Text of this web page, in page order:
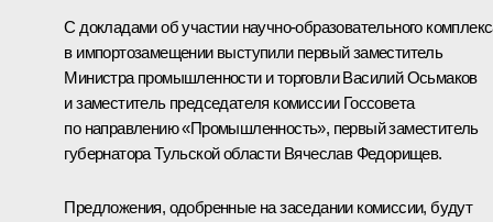
С докладами об участии научно-образовательного
в импортозамещении выступили первый заместитель
Министра промышленности и торговли Василий Осьмаков
и заместитель председателя комиссии Госсовета
по направлению «Промышленность», первый заместитель
губернатора Тульской области Вячеслав Федорищев.
Предложения, одобренные на заседании комиссии, будут